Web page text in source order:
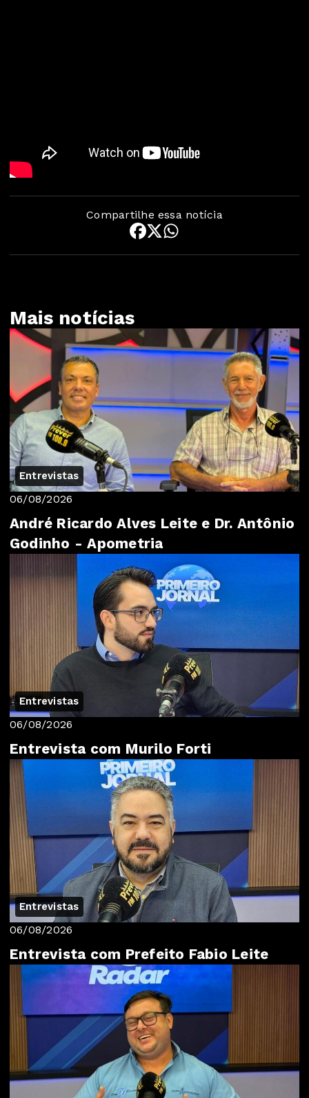
Compartilhe essa notícia
Mais notícias
Entrevistas
06/08/2026
André Ricardo Alves Leite e Dr. Antônio
Godinho - Apometria
Entrevistas
06/08/2026
Entrevista com Murilo Forti
Entrevistas
06/08/2026
Entrevista com Prefeito Fabio Leite